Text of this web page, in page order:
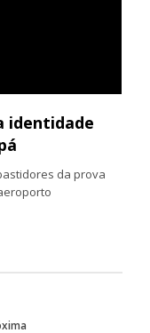
identidade
da prova